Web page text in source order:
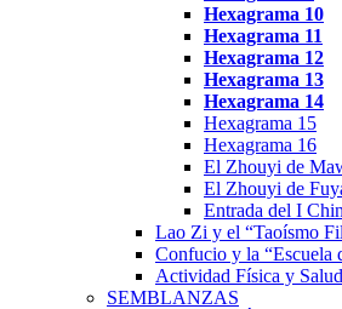
Hexagrama 10
Hexagrama 11
Hexagrama 12
Hexagrama 13
Hexagrama 14
Hexagrama 15
Hexagrama 16
El Zhouyi de
El Zhouyi de
Entrada del I
Lao Zi y el “Taoísmo
Confucio y la “Escuela
Actividad Física y
SEMBLANZAS